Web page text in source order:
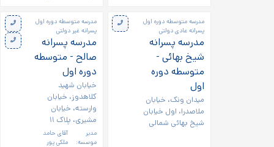
مدرسه متوسطه دوره اول
پسرانه عادی دولتی
مدرسه پسرانه
شیخ بهائی -
متوسطه دوره
اول
میدان ونک، خیابان
ملاصدرا، اول خیابان
شیخ بهائی شمالی
مدرسه متوسطه دوره اول
پسرانه غیر دولتی
مدرسه پسرانه
صالح - متوسطه
دوره اول
خیابان شهید
کلاهدوز، خیابان
وارسته، خیابان
مشیری، پلاک ۱۱
مدیر
موسسه:
آقای حامد
ملکی پور